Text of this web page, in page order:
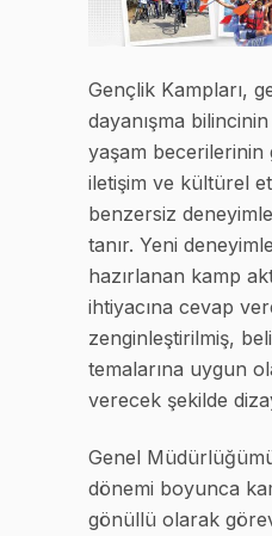
Gençlik Kampları,
dayanışma bilincinin
yaşam becerilerinin
iletişim ve kültürel
benzersiz
tanır. Yeni
hazırlanan kamp
ihtiyacına cevap
zenginleştirilmiş,
temalarına uygun
verecek şekilde
Genel
dönemi boyunca
gönüllü olarak